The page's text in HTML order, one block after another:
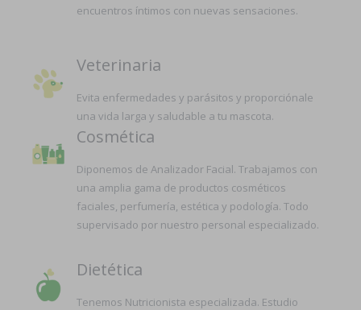
encuentros íntimos con nuevas sensaciones.
Veterinaria
Evita enfermedades y parásitos y proporciónale
una vida larga y saludable a tu mascota.
Cosmética
Diponemos de Analizador Facial. Trabajamos con
una amplia gama de productos cosméticos
faciales, perfumería, estética y podología. Todo
supervisado por nuestro personal especializado.
Dietética
Tenemos Nutricionista especializada. Estudio